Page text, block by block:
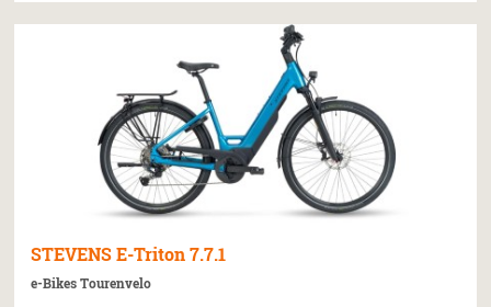
STEVENS E-Triton 7.7.1
e-Bikes Tourenvelo